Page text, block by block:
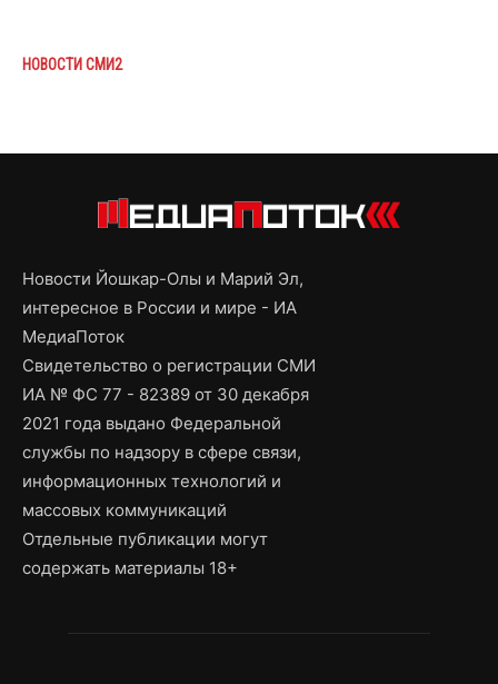
НОВОСТИ СМИ2
Новости Йошкар-Олы и Марий Эл,
интересное в России и мире - ИА
МедиаПоток
Свидетельство о регистрации СМИ
ИА № ФС 77 - 82389 от 30 декабря
2021 года выдано Федеральной
службы по надзору в сфере связи,
информационных технологий и
массовых коммуникаций
Отдельные публикации могут
содержать материалы 18+